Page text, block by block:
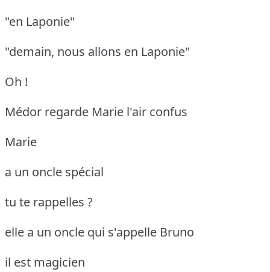
"en Laponie"
"demain, nous allons en Laponie"
Oh !
Médor regarde Marie l'air confus
Marie
a un oncle spécial
tu te rappelles ?
elle a un oncle qui s'appelle Bruno
il est magicien